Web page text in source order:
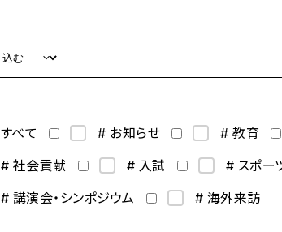
すべて # お知らせ # 教育
# 社会貢献
# 入試 # スポー
# 講演会・シンポジウム
# 海外来訪